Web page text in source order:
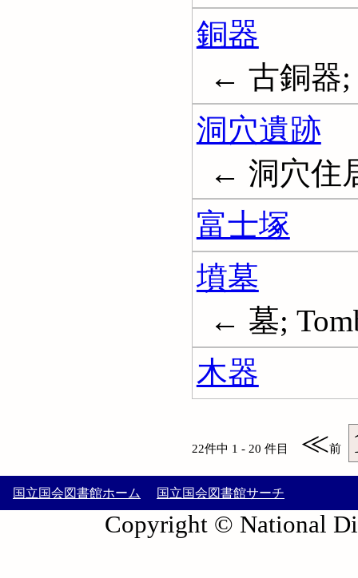
銅器
← 古銅器;
洞穴遺跡
← 洞穴住
富士塚
墳墓
← 墓;
木器
22件中 1 - 20 件目 ≪前
国立国会図書館ホーム 国立国会図書館サーチ
Copyright © National